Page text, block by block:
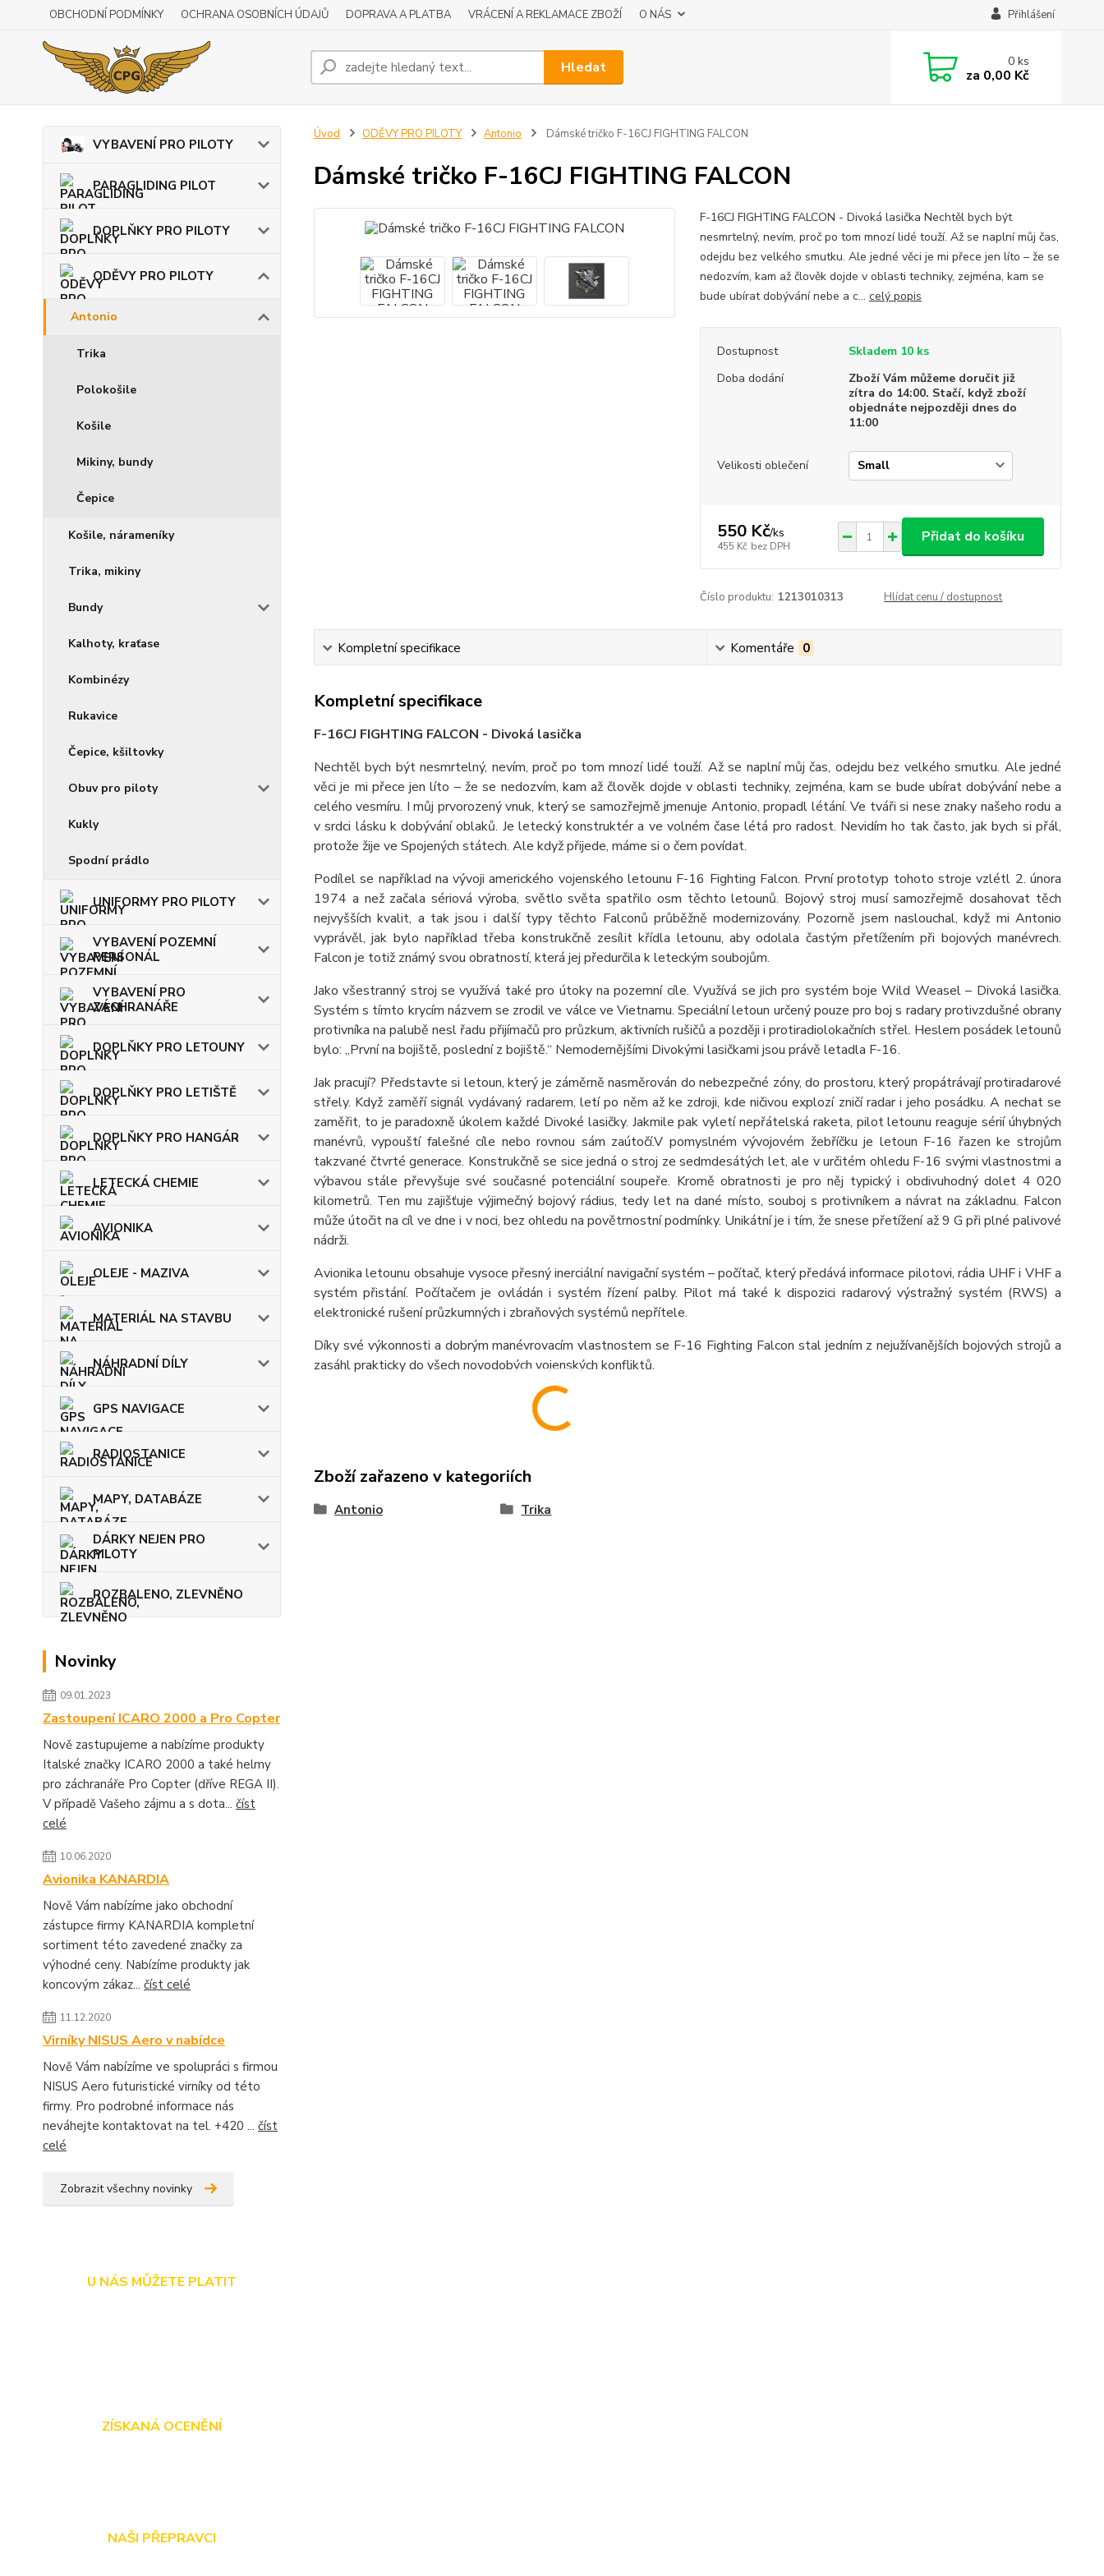
OBCHODNÍ PODMÍNKY OCHRANA OSOBNÍCH ÚDAJŮ DOPRAVA A PLATBA VRÁCENÍ A REKLAMACE ZBOŽÍ O NÁS Přihlášení
Hledat 0ks
za 0,00 Kč
VYBAVENÍ PRO PILOTY
PARAGLIDING PILOT
DOPLŇKY PRO PILOTY
ODĚVY PRO PILOTY
Antonio
Trika
Polokošile
Košile
Mikiny, bundy
Čepice
Košile, nárameníky
Trika, mikiny
Bundy
Kalhoty, kraťase
Kombinézy
Rukavice
Čepice, kšiltovky
Obuv pro piloty
Kukly
Spodní prádlo
UNIFORMY PRO PILOTY
VYBAVENÍ POZEMNÍ
PERSONÁL
VYBAVENÍ PRO
ZÁCHRANÁŘE
DOPLŇKY PRO LETOUNY
DOPLŇKY PRO LETIŠTĚ
DOPLŇKY PRO HANGÁR
LETECKÁ CHEMIE
AVIONIKA
OLEJE - MAZIVA
MATERIÁL NA STAVBU
NÁHRADNÍ DÍLY
GPS NAVIGACE
RADIOSTANICE
MAPY, DATABÁZE
DÁRKY NEJEN PRO
PILOTY
ROZBALENO, ZLEVNĚNO
Novinky
09.01.2023
Zastoupení ICARO 2000 a Pro Copter
Nově zastupujeme a nabízíme produkty
Italské značky ICARO 2000 a také helmy
pro záchranáře Pro Copter (dříve REGA II).
V případě Vašeho zájmu a s dota... číst
celé
10.06.2020
Avionika KANARDIA
Nově Vám nabízíme jako obchodní
zástupce firmy KANARDIA kompletní
sortiment této zavedené značky za
výhodné ceny. Nabízíme produkty jak
koncovým zákaz... číst celé
11.12.2020
Virníky NISUS Aero v nabídce
Nově Vám nabízíme ve spolupráci s firmou
NISUS Aero futuristické virníky od této
firmy. Pro podrobné informace nás
neváhejte kontaktovat na tel. +420 ... číst
celé
Zobrazit všechny novinky
U NÁS MŮŽETE PLATIT
ZÍSKANÁ OCENĚNÍ
NAŠI PŘEPRAVCI
Úvod ODĚVY PRO PILOTY Antonio Dámské tričko F-16CJ FIGHTING FALCON
Dámské tričko F-16CJ FIGHTING FALCON
F-16CJ FIGHTING FALCON - Divoká lasička Nechtěl bych být
nesmrtelný, nevím, proč po tom mnozí lidé touží. Až se naplní můj čas,
odejdu bez velkého smutku. Ale jedné věci je mi přece jen líto – že se
nedozvím, kam až člověk dojde v oblasti techniky, zejména, kam se
bude ubírat dobývání nebe a c... celý popis
Dostupnost
Skladem 10 ks
Doba dodání
Zboží Vám můžeme doručit již
zítra do 14:00. Stačí, když zboží
objednáte nejpozději dnes do
11:00
Velikosti oblečení
550 Kč/ks
455 Kč bez DPH
Přidat do košíku
Číslo produktu: 1213010313 Hlídat cenu / dostupnost
Kompletní specifikace Komentáře 0
Kompletní specifikace
F-16CJ FIGHTING FALCON - Divoká lasička
Nechtěl bych být nesmrtelný, nevím, proč po tom mnozí lidé touží. Až se naplní můj čas, odejdu bez velkého smutku. Ale jedné
věci je mi přece jen líto – že se nedozvím, kam až člověk dojde v oblasti techniky, zejména, kam se bude ubírat dobývání nebe a
celého vesmíru. I můj prvorozený vnuk, který se samozřejmě jmenuje Antonio, propadl létání. Ve tváři si nese znaky našeho rodu a
v srdci lásku k dobývání oblaků. Je letecký konstruktér a ve volném čase létá pro radost. Nevidím ho tak často, jak bych si přál,
protože žije ve Spojených státech. Ale když přijede, máme si o čem povídat.
Podílel se například na vývoji amerického vojenského letounu F-16 Fighting Falcon. První prototyp tohoto stroje vzlétl 2. února
1974 a než začala sériová výroba, světlo světa spatřilo osm těchto letounů. Bojový stroj musí samozřejmě dosahovat těch
nejvyšších kvalit, a tak jsou i další typy těchto Falconů průběžně modernizovány. Pozorně jsem naslouchal, když mi Antonio
vyprávěl, jak bylo například třeba konstrukčně zesílit křídla letounu, aby odolala častým přetížením při bojových manévrech.
Falcon je totiž známý svou obratností, která jej předurčila k leteckým soubojům.
Jako všestranný stroj se využívá také pro útoky na pozemní cíle. Využívá se jich pro systém boje Wild Weasel – Divoká lasička.
Systém s tímto krycím názvem se zrodil ve válce ve Vietnamu. Speciální letoun určený pouze pro boj s radary protivzdušné obrany
protivníka na palubě nesl řadu přijímačů pro průzkum, aktivních rušičů a později i protiradiolokačních střel. Heslem posádek letounů
bylo: „První na bojiště, poslední z bojiště.“ Nemodernějšími Divokými lasičkami jsou právě letadla F-16.
Jak pracují? Představte si letoun, který je záměrně nasměrován do nebezpečné zóny, do prostoru, který propátrávají protiradarové
střely. Když zaměří signál vydávaný radarem, letí po něm až ke zdroji, kde ničivou explozí zničí radar i jeho posádku. A nechat se
zaměřit, to je paradoxně úkolem každé Divoké lasičky. Jakmile pak vyletí nepřátelská raketa, pilot letounu reaguje sérií úhybných
manévrů, vypouští falešné cíle nebo rovnou sám zaútočí.V pomyslném vývojovém žebříčku je letoun F-16 řazen ke strojům
takzvané čtvrté generace. Konstrukčně se sice jedná o stroj ze sedmdesátých let, ale v určitém ohledu F-16 svými vlastnostmi a
výbavou stále převyšuje své současné potenciální soupeře. Kromě obratnosti je pro něj typický i obdivuhodný dolet 4 020
kilometrů. Ten mu zajišťuje výjimečný bojový rádius, tedy let na dané místo, souboj s protivníkem a návrat na základnu. Falcon
může útočit na cíl ve dne i v noci, bez ohledu na povětrnostní podmínky. Unikátní je i tím, že snese přetížení až 9 G při plné palivové
nádrži.
Avionika letounu obsahuje vysoce přesný inerciální navigační systém – počítač, který předává informace pilotovi, rádia UHF i VHF a
systém přistání. Počítačem je ovládán i systém řízení palby. Pilot má také k dispozici radarový výstražný systém (RWS) a
elektronické rušení průzkumných i zbraňových systémů nepřítele.
Díky své výkonnosti a dobrým manévrovacím vlastnostem se F-16 Fighting Falcon stal jedním z nejužívanějších bojových strojů a
zasáhl prakticky do všech novodobých vojenských konfliktů.
Zboží zařazeno v kategoriích
Antonio Trika